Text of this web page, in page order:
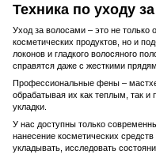
Техника по уходу
Уход за волосами – это не только
косметических продуктов, но и
локонов и гладкого волосяного
справятся даже с жесткими
Профессиональные фены –
обрабатывая их как теплым, так
укладки.
У нас доступны только
нанесение косметических
укладывать, исследовать